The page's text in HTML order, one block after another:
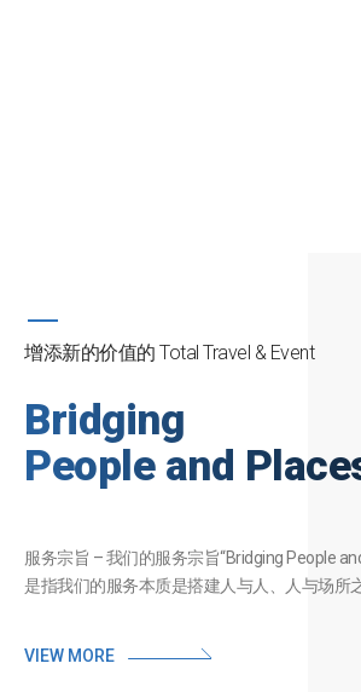
运营专业的机票&酒店预订团队为客
酒店、签证、保险等一站式优质出行
增添新的价值的 Total Travel & Event
Bridging
People and
服务宗旨 – 我们的服务宗旨“Bridging People
是指我们的服务本质是搭建人与人、人与场所
VIEW MORE